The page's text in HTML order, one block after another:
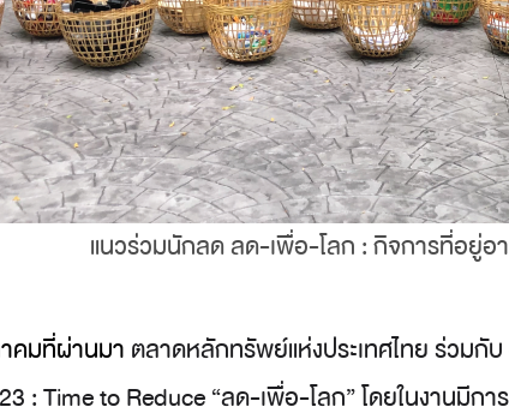
แนวร่วมนักลด ลด-เพื่อ-โลก : กิจการที่อยู่อ
คมที่ผ่านมา ตลาดหลักทรัพย์แห่งประเทศไทย ร่วมกั
: Time to Reduce “ลด-เพื่อ-โลก” โดยในงานมีกา